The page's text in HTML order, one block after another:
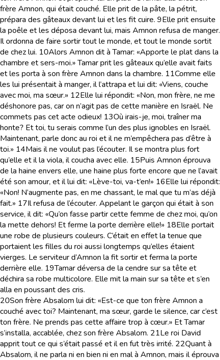
frère Amnon, qui était couché. Elle prit de la pâte, la pétrit,
prépara des gâteaux devant lui et les fit cuire. 9Elle prit ensuite
la poêle et les déposa devant lui, mais Amnon refusa de manger.
Il ordonna de faire sortir tout le monde, et tout le monde sortit
de chez lui. 10Alors Amnon dit à Tamar: «Apporte le plat dans la
chambre et sers-moi.» Tamar prit les gâteaux qu’elle avait faits
et les porta à son frère Amnon dans la chambre. 11Comme elle
les lui présentait à manger, il l’attrapa et lui dit: «Viens, couche
avec moi, ma sœur.» 12Elle lui répondit: «Non, mon frère, ne me
déshonore pas, car on n’agit pas de cette manière en Israël. Ne
commets pas cet acte odieux! 13Où irais-je, moi, traîner ma
honte? Et toi, tu serais comme l’un des plus ignobles en Israël.
Maintenant, parle donc au roi et il ne m’empêchera pas d’être à
toi.» 14Mais il ne voulut pas l’écouter. Il se montra plus fort
qu’elle et il la viola, il coucha avec elle. 15Puis Amnon éprouva
de la haine envers elle, une haine plus forte encore que ne l’avait
été son amour, et il lui dit: «Lève-toi, va-t’en!» 16Elle lui répondit:
«Non! N’augmente pas, en me chassant, le mal que tu m’as déjà
fait.» 17Il refusa de l’écouter. Appelant le garçon qui était à son
service, il dit: «Qu’on fasse partir cette femme de chez moi, qu’on
la mette dehors! Et ferme la porte derrière elle!» 18Elle portait
une robe de plusieurs couleurs. C’était en effet la tenue que
portaient les filles du roi aussi longtemps qu’elles étaient
vierges. Le serviteur d’Amnon la fit sortir et ferma la porte
derrière elle. 19Tamar déversa de la cendre sur sa tête et
déchira sa robe multicolore. Elle mit la main sur sa tête et s’en
alla en poussant des cris.
20Son frère Absalom lui dit: «Est-ce que ton frère Amnon a
couché avec toi? Maintenant, ma sœur, garde le silence, car c’est
ton frère. Ne prends pas cette affaire trop à cœur.» Et Tamar
s’installa, accablée, chez son frère Absalom. 21Le roi David
apprit tout ce qui s’était passé et il en fut très irrité. 22Quant à
Absalom, il ne parla ni en bien ni en mal à Amnon, mais il éprouva